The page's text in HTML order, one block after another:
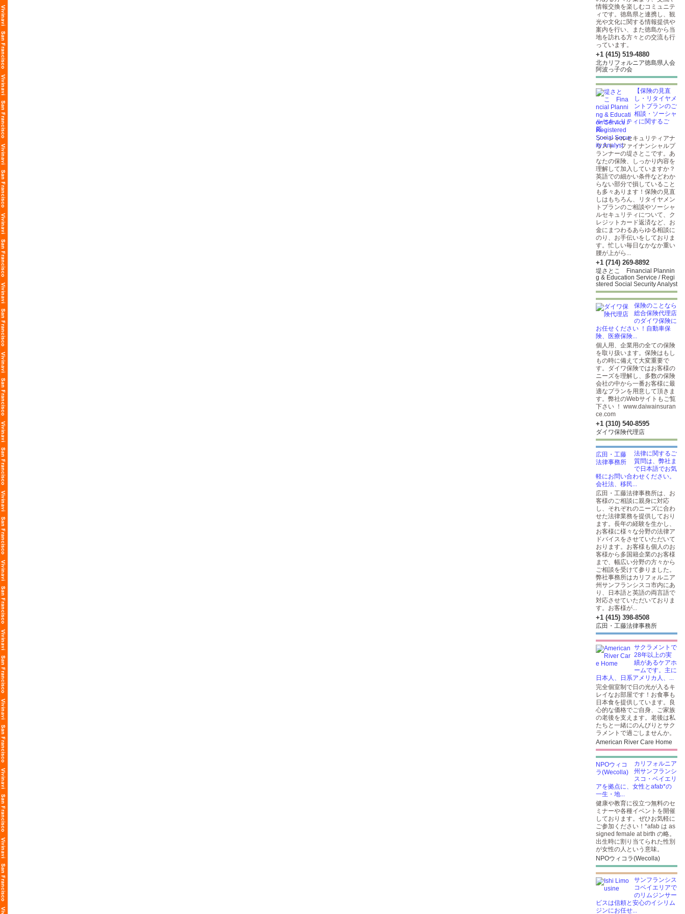
情報交換を楽しむコミュニテ
ィです。徳島県と連携し、観
光や文化に関する情報提供や
案内を行い、また徳島から当
地を訪れる方々との交流も行
っています。
+1 (415) 519-4880
北カリフォルニア徳島県人会
阿波っ子の会
【保険の見直
し・リタイヤメ
ントプランのご
相談・ソーシャ
ルセキュリティに関するご
質...
ソーシャルセキュリティアナ
リスト・ファイナンシャルプ
ランナーの堤さとこです。あ
なたの保険、しっかり内容を
理解して加入していますか？
英語での細かい条件などわか
らない部分で損していること
も多々あります！保険の見直
しはもちろん、リタイヤメン
トプランのご相談やソーシャ
ルセキュリティについて、ク
レジットカード返済など、お
金にまつわるあらゆる相談に
のり、お手伝いをしておりま
す。忙しい毎日なかなか重い
腰が上がら...
+1 (714) 269-8892
堤さとこ Financial Plannin
g & Education Service / Regi
stered Social Security Analyst
保険のことなら
総合保険代理店
のダイワ保険に
お任せください ！自動車保
険、医療保険...
個人用、企業用の全ての保険
を取り扱います。保険はもし
もの時に備えて大変重要で
す。ダイワ保険ではお客様の
ニーズを理解し、多数の保険
会社の中から一番お客様に最
適なプランを用意して頂きま
す。弊社のWebサイトもご覧
下さい ！ www.daiwainsuran
ce.com
+1 (310) 540-8595
ダイワ保険代理店
法律に関するご
質問は、弊社ま
で日本語でお気
軽にお問い合わせください。
会社法、移民...
広田・工藤法律事務所は、お
客様のご相談に親身に対応
し、それぞれのニーズに合わ
せた法律業務を提供しており
ます。長年の経験を生かし、
お客様に様々な分野の法律ア
ドバイスをさせていただいて
おります。お客様も個人のお
客様から多国籍企業のお客様
まで、幅広い分野の方々から
ご相談を受けて参りました。
弊社事務所はカリフォルニア
州サンフランシスコ市内にあ
り、日本語と英語の両言語で
対応させていただいておりま
す。お客様が...
+1 (415) 398-8508
広田・工藤法律事務所
サクラメントで
28年以上の実
績があるケアホ
ームです。主に
日本人、日系アメリカ人、...
完全個室制で日の光が入るキ
レイなお部屋です！お食事も
日本食を提供しています。良
心的な価格でご自身、ご家族
の老後を支えます。老後は私
たちと一緒にのんびりとサク
ラメントで過ごしませんか。
American River Care Home
カリフォルニア
州サンフランシ
スコ・ベイエリ
アを拠点に、女性とafab*の
一生・地...
健康や教育に役立つ無料のセ
ミナーや各種イベントを開催
しております。ぜひお気軽に
ご参加ください！*afab は as
signed female at birth の略。
出生時に割り当てられた性別
が女性の人という意味。
NPOウィコラ(Wecolla)
サンフランシス
コベイエリアで
のリムジンサー
ビスは信頼と安心のイシリム
ジンにお任せ...